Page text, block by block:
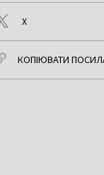
X
КОПІЮВАТИ